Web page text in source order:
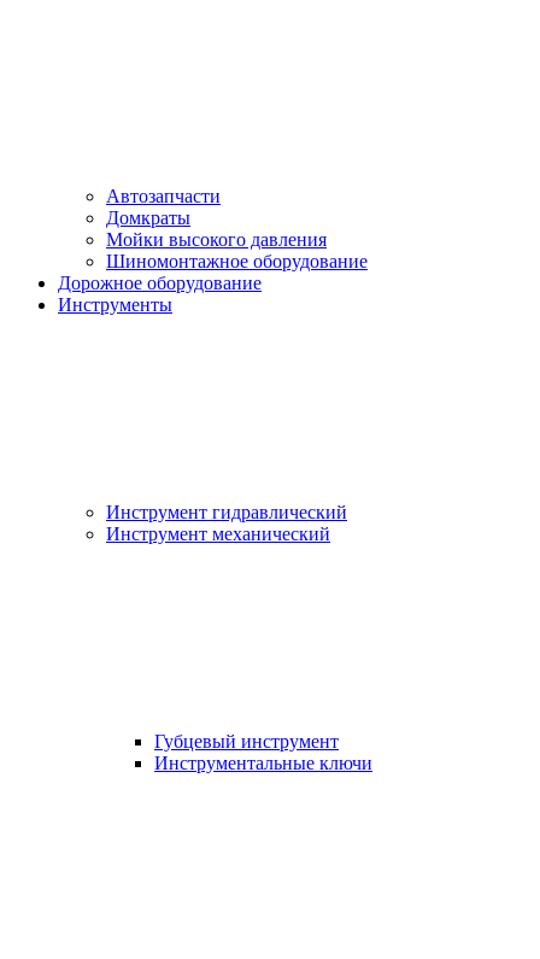
Автозапчасти
Домкраты
Мойки высокого давления
Шиномонтажное оборудование
Дорожное оборудование
Инструменты
Инструмент гидравлический
Инструмент механический
Губцевый инструмент
Инструментальные ключи